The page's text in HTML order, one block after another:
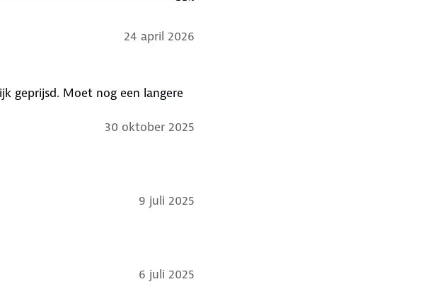
24 april 2026
geprijsd. Moet nog een langere
30 oktober 2025
9 juli 2025
6 juli 2025